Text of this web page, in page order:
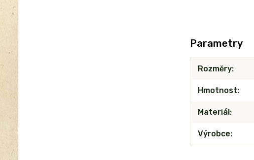
Parametry
Rozměry
Hmotnost
Materiál
Výrobce